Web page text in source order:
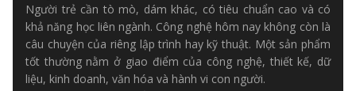
Người trẻ cần tò mò, dám khác, có tiêu chuẩn cao và có
khả năng học liên ngành. Công nghệ hôm nay không còn là
câu chuyện của riêng lập trình hay kỹ thuật. Một sản phẩm
tốt thường nằm ở giao điểm của công nghệ, thiết kế, dữ
liệu, kinh doanh, văn hóa và hành vi con người.